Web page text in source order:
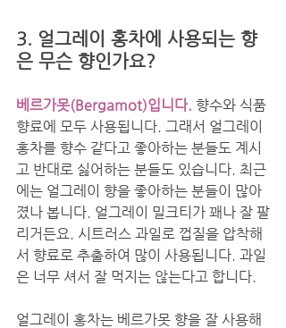
3. 얼그레이 홍차에 사용되는 향
은 무슨 향인가요?
베르가못(Bergamot)입니다. 향수와 식품
향료에 모두 사용됩니다. 그래서 얼그레이
홍차를 향수 같다고 좋아하는 분들도 계시
고 반대로 싫어하는 분들도 있습니다. 최근
에는 얼그레이 향을 좋아하는 분들이 많아
졌나 봅니다. 얼그레이 밀크티가 꽤나 잘 팔
리거든요. 시트러스 과일로 껍질을 압착해
서 향료로 추출하여 많이 사용됩니다. 과일
은 너무 셔서 잘 먹지는 않는다고 합니다.
얼그레이 홍차는 베르가못 향을 잘 사용해